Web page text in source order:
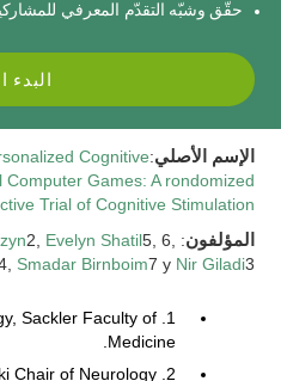
حقّق وشبّه التقدّم المعرفي
البدء
الإسم الأصلي:
Cognitive
Games: A rondomized
Trial of Cognitive Stimulation
المؤلفون:
2, Evelyn Shatil5, 6,
Smadar Birnboim7 y Nir Giladi3.
Sackler Faculty of
Medicine.
2. Sieratzki Chair of Neurology.